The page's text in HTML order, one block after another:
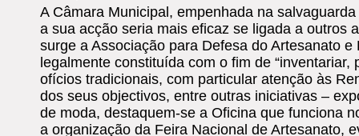
A Câmara Municipal, empenhada na
a sua acção seria mais eficaz se ligada a outros
surge a Associação para Defesa do Artesanato
legalmente constituída com o fim de “inventariar,
ofícios tradicionais, com particular atenção às
dos seus objectivos, entre outras iniciativas –
de moda, destaquem-se a Oficina que funciona
a organização da Feira Nacional de Artesanato,